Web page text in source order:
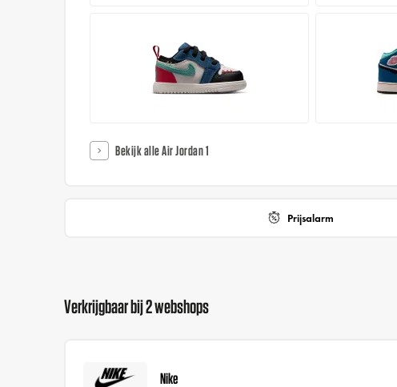
Bekijk alle Air Jordan 1
Prijsalarm
Verkrijgbaar bij 2 webshops
Nike